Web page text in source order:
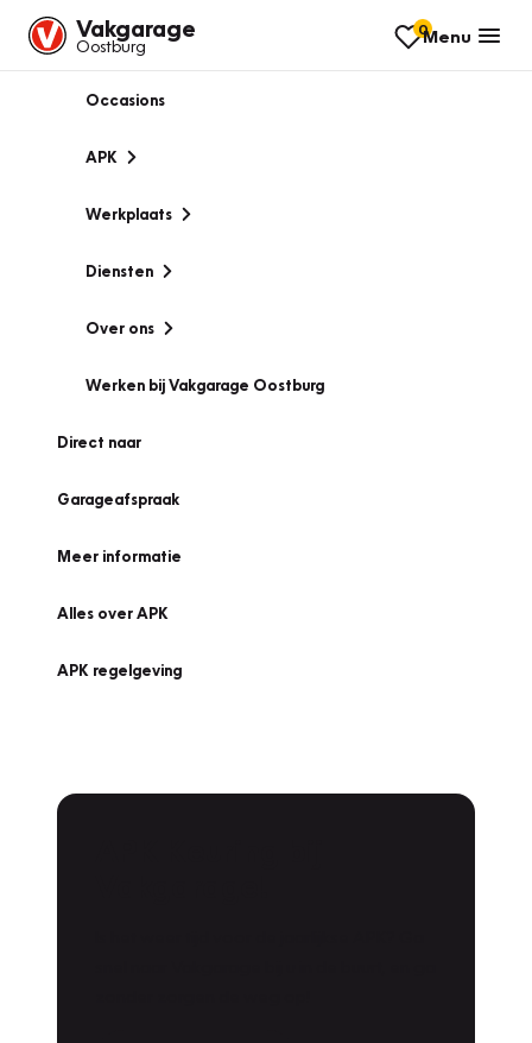
Vakgarage
Oostburg
0Menu
Occasions
APK
Werkplaats
Diensten
Over ons
Werken bij Vakgarage Oostburg
Direct naar
Garageafspraak
Meer informatie
Alles over APK
APK regelgeving